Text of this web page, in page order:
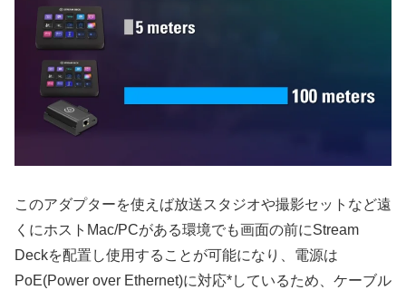
このアダプターを使えば放送スタジオや撮影セットなど遠
くにホストMac/PCがある環境でも画面の前にStream
Deckを配置し使用することが可能になり、電源は
PoE(Power over Ethernet)に対応*しているため、ケーブル